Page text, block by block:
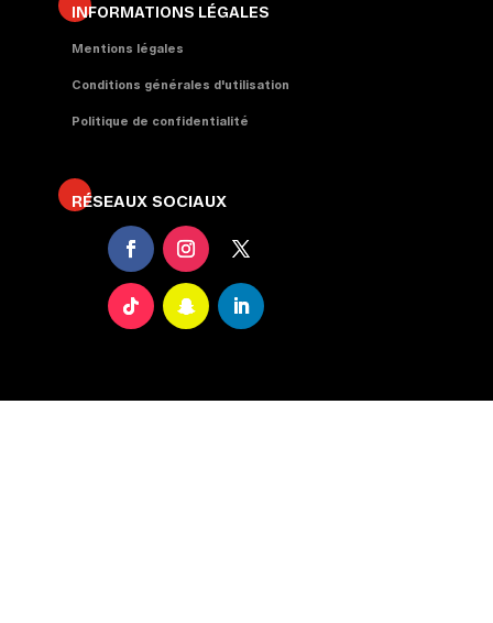
INFORMATIONS LÉGALES
Mentions légales
Conditions générales d'utilisation
Politique de confidentialité
RÉSEAUX SOCIAUX